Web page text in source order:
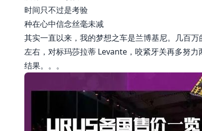
时间只不过是考验
种在心中信念丝毫未减
其实一直以来，我的梦想之车是兰博基尼。几百
左右，对标玛莎拉蒂 Levante，咬紧牙关再多努力
结果。。。